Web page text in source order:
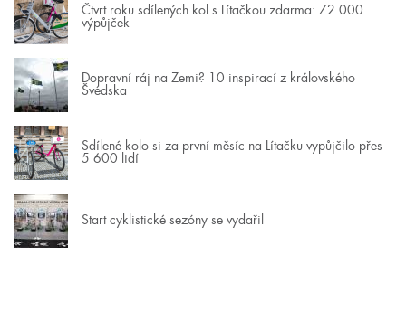
Čtvrt roku sdílených kol s Lítačkou zdarma: 72 000
výpůjček
Dopravní ráj na Zemi? 10 inspirací z královského
Švédska
Sdílené kolo si za první měsíc na Lítačku vypůjčilo přes
5 600 lidí
Start cyklistické sezóny se vydařil